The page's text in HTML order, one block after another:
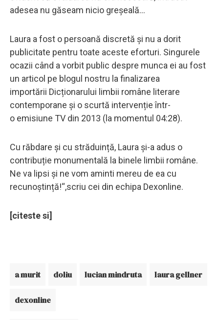
adesea nu găseam nicio greșeală…
Laura a fost o persoană discretă și nu a dorit
publicitate pentru toate aceste eforturi. Singurele
ocazii când a vorbit public despre munca ei au fost
un articol pe blogul nostru la finalizarea
importării Dicționarului limbii române literare
contemporane și o scurtă intervenție într-
o emisiune TV din 2013 (la momentul 04:28).
Cu răbdare și cu străduință, Laura și-a adus o
contribuție monumentală la binele limbii române.
Ne va lipsi și ne vom aminti mereu de ea cu
recunoștință!“,scriu cei din echipa Dexonline.
[citeste si]
a murit doliu lucian mindruta laura gellner
dexonline